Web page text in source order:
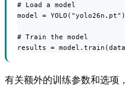
# Load a model
model =
# Train the model
results =
有关额外的训练参数和选项